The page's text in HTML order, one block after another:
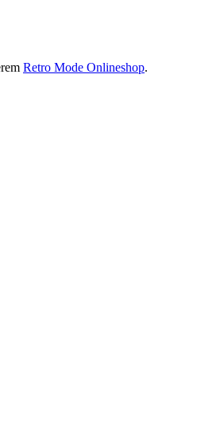
Retro Mode Onlineshop.